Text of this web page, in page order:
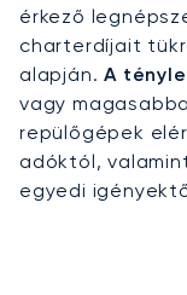
érkező
charterdíjait
alapján.A
vagy
repülőgépek
adóktól,
egyedi